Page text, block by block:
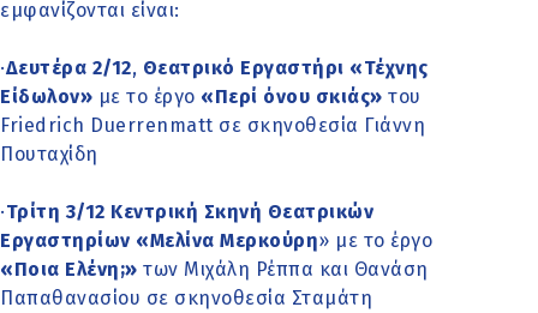
εμφανίζονται είναι:
·Δευτέρα 2/12, Θεατρικό Εργαστήρι «Τέχνης
Είδωλον» με το έργο «Περί όνου σκιάς» του
Friedrich Duerrenmatt σε σκηνοθεσία Γιάννη
Πουταχίδη
·Τρίτη 3/12 Κεντρική Σκηνή Θεατρικών
Εργαστηρίων «Μελίνα Μερκούρη» με το έργο
«Ποια Ελένη;» των Μιχάλη Ρέππα και Θανάση
Παπαθανασίου σε σκηνοθεσία Σταμάτη